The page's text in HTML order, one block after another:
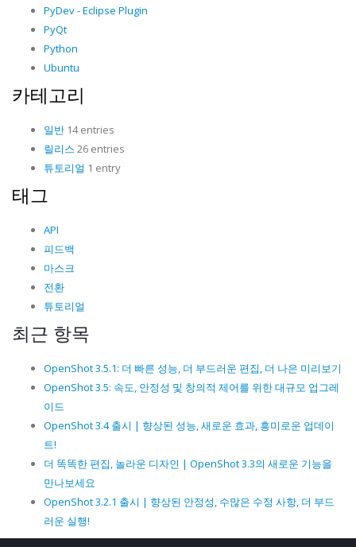
PyDev - Eclipse Plugin
PyQt
Python
Ubuntu
카테고리
일반 14 entries
릴리스 26 entries
튜토리얼 1 entry
태그
API
피드백
마스크
전환
튜토리얼
최근 항목
OpenShot 3.5.1: 더 빠른 성능, 더 부드러운 편집, 더 나은 미리보기
OpenShot 3.5: 속도, 안정성 및 창의적 제어를 위한 대규모 업그레
이드
OpenShot 3.4 출시 | 향상된 성능, 새로운 효과, 흥미로운 업데이
트!
더 똑똑한 편집, 놀라운 디자인 | OpenShot 3.3의 새로운 기능을
만나보세요
OpenShot 3.2.1 출시 | 향상된 안정성, 수많은 수정 사항, 더 부드
러운 실행!